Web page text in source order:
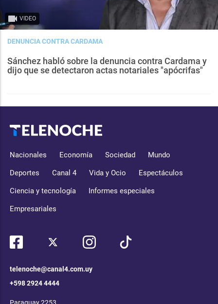
VIDEO
DENUNCIA CONTRA CARDAMA
Sánchez habló sobre la denuncia contra Cardama y
dijo que se detectaron actas notariales "apócrifas"
Nacionales Economía Sociedad Mundo
Deportes Canal 4 Vida y Ocio Espectáculos
Ciencia y tecnología Informes especiales
Empresariales
telenoche@canal4.com.uy
+598 2924 4444
Paraguay 2253